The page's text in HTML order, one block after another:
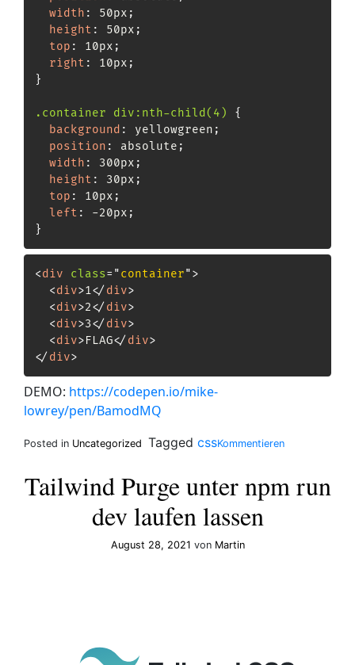
width : 50px ;
height : 50px ;
top : 10px ;
right : 10px ;
}
.container div:nth-child(4)
{
background : yellowgreen ;
position : absolute ;
width : 300px ;
height : 30px ;
top : 10px ;
left : -20px ;
}
<div class= "container">
<div>1</div>
<div>2</div>
<div>3</div>
<div>FLAG</div>
</div>
DEMO: https://codepen.io/mike-
lowrey/pen/BamodMQ
Posted in Uncategorized Tagged cssKommentieren
Pattern
Tailwind Purge unter npm run
dev laufen lassen
August 28, 2021 von Martin